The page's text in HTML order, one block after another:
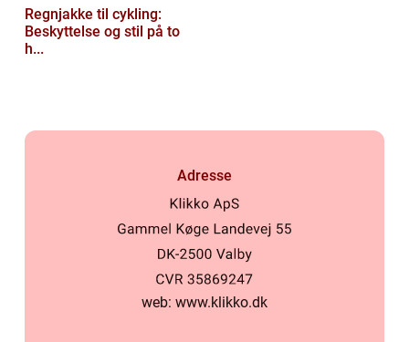
Regnjakke til cykling:
Beskyttelse og stil på to
h...
Adresse
web: www.klikko.dk